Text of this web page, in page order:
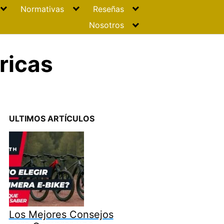
Normativas
Reseñas
Nosotros
ULTIMOS ARTÍCULOS
Los Mejores Consejos